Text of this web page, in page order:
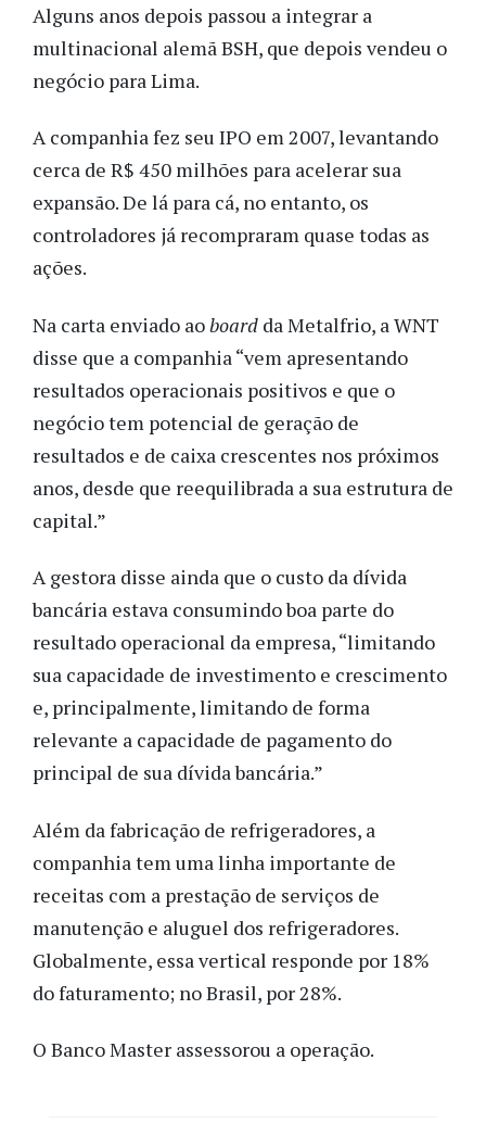
Alguns anos depois passou a integrar a
multinacional alemã BSH, que depois vendeu o
negócio para Lima.
A companhia fez seu IPO em 2007, levantando
cerca de R$ 450 milhões para acelerar sua
expansão. De lá para cá, no entanto, os
controladores já recompraram quase todas as
ações.
Na carta enviado aoboard da Metalfrio, a WNT
disse que a companhia “vem apresentando
resultados operacionais positivos e que o
negócio tem potencial de geração de
resultados e de caixa crescentes nos próximos
anos, desde que reequilibrada a sua estrutura de
capital.”
A gestora disse ainda que o custo da dívida
bancária estava consumindo boa parte do
resultado operacional da empresa, “limitando
sua capacidade de investimento e crescimento
e, principalmente, limitando de forma
relevante a capacidade de pagamento do
principal de sua dívida bancária.”
Além da fabricação de refrigeradores, a
companhia tem uma linha importante de
receitas com a prestação de serviços de
manutenção e aluguel dos refrigeradores.
Globalmente, essa vertical responde por 18%
do faturamento; no Brasil, por 28%.
O Banco Master assessorou a operação.